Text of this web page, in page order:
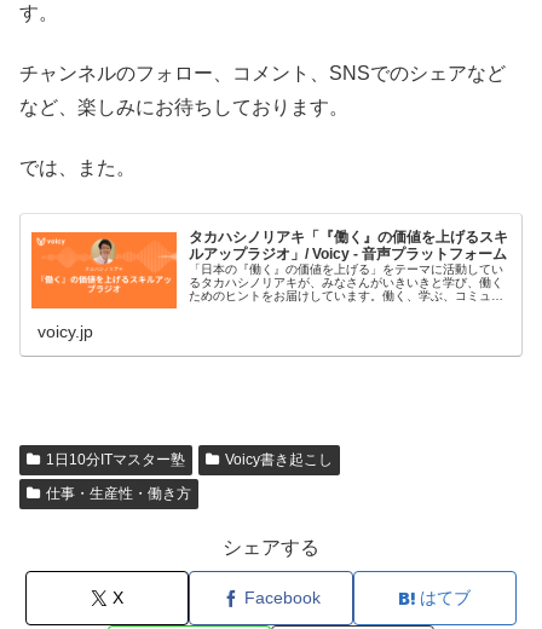
す。
チャンネルのフォロー、コメント、SNSでのシェアなど
など、楽しみにお待ちしております。
では、また。
タカハシノリアキ「『働く』の価値を上げるスキ
ルアップラジオ」/ Voicy - 音声プラットフォーム
「日本の『働く』の価値を上げる」をテーマに活動してい
るタカハシノリアキが、みなさんがいきいきと学び、働く
ためのヒントをお届けしています。働く、学ぶ、コミュニ
voicy.jp
1日10分ITマスター塾
Voicy書き起こし
仕事・生産性・働き方
シェアする
X Facebook はてブ